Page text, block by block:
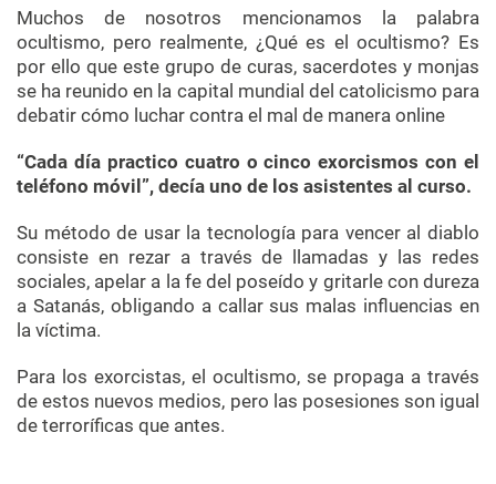
Muchos de nosotros mencionamos la palabra
ocultismo, pero realmente, ¿Qué es el ocultismo? Es
por ello que este grupo de curas, sacerdotes y monjas
se ha reunido en la capital mundial del catolicismo para
debatir cómo luchar contra el mal de manera online
“Cada día practico cuatro o cinco exorcismos con el
teléfono móvil”, decía uno de los asistentes al curso.
Su método de usar la tecnología para vencer al diablo
consiste en rezar a través de llamadas y las redes
sociales, apelar a la fe del poseído y gritarle con dureza
a Satanás, obligando a callar sus malas influencias en
la víctima.
Para los exorcistas, el ocultismo, se propaga a través
de estos nuevos medios, pero las posesiones son igual
de terroríficas que antes.